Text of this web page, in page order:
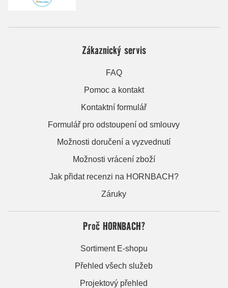
Zákaznický servis
FAQ
Pomoc a kontakt
Kontaktní formulář
Formulář pro odstoupení od smlouvy
Možnosti doručení a vyzvednutí
Možnosti vrácení zboží
Jak přidat recenzi na HORNBACH?
Záruky
Proč HORNBACH?
Sortiment E-shopu
Přehled všech služeb
Projektový přehled